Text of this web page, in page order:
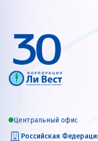
Центральный офис
Российская